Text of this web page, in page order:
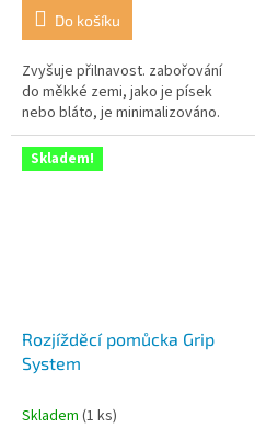
Do košíku
Zvyšuje přilnavost. zabořování
do měkké zemi, jako je písek
nebo bláto, je minimalizováno.
Skladem!
Rozjížděcí pomůcka Grip
System
Skladem (1 ks)